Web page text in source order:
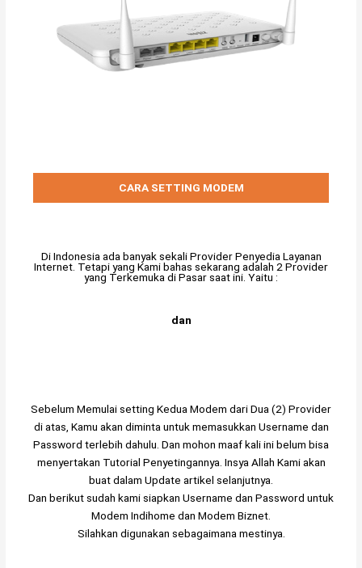
CARA SETTING MODEM
Di Indonesia ada banyak sekali Provider Penyedia Layanan
Internet. Tetapi yang Kami bahas sekarang adalah 2 Provider
yang Terkemuka di Pasar saat ini. Yaitu :
dan
Sebelum Memulai setting Kedua Modem dari Dua (2) Provider
di atas, Kamu akan diminta untuk memasukkan Username dan
Password terlebih dahulu. Dan mohon maaf kali ini belum bisa
menyertakan Tutorial Penyetingannya. Insya Allah Kami akan
buat dalam Update artikel selanjutnya.
Dan berikut sudah kami siapkan Username dan Password untuk
Modem Indihome dan Modem Biznet.
Silahkan digunakan sebagaimana mestinya.